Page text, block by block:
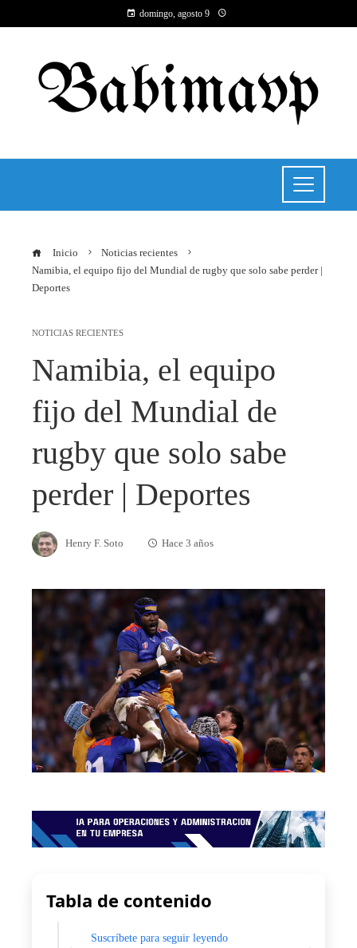
domingo, agosto 9
Inicio
Noticias recientes
Namibia, el equipo fijo del Mundial de rugby que solo sabe perder |
Deportes
NOTICIAS RECIENTES
Namibia, el equipo
fijo del Mundial de
rugby que solo sabe
perder | Deportes
Henry F. Soto Hace 3 años
Tabla de contenido
Suscríbete para seguir leyendo